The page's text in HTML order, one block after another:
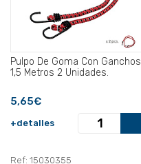
Pulpo De Goma Con Ganchos
1,5 Metros 2 Unidades.
5,65€
+detalles
Ref: 15030355